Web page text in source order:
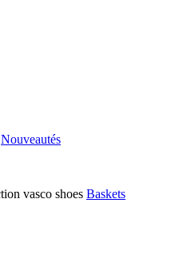
Nouveautés
Baskets